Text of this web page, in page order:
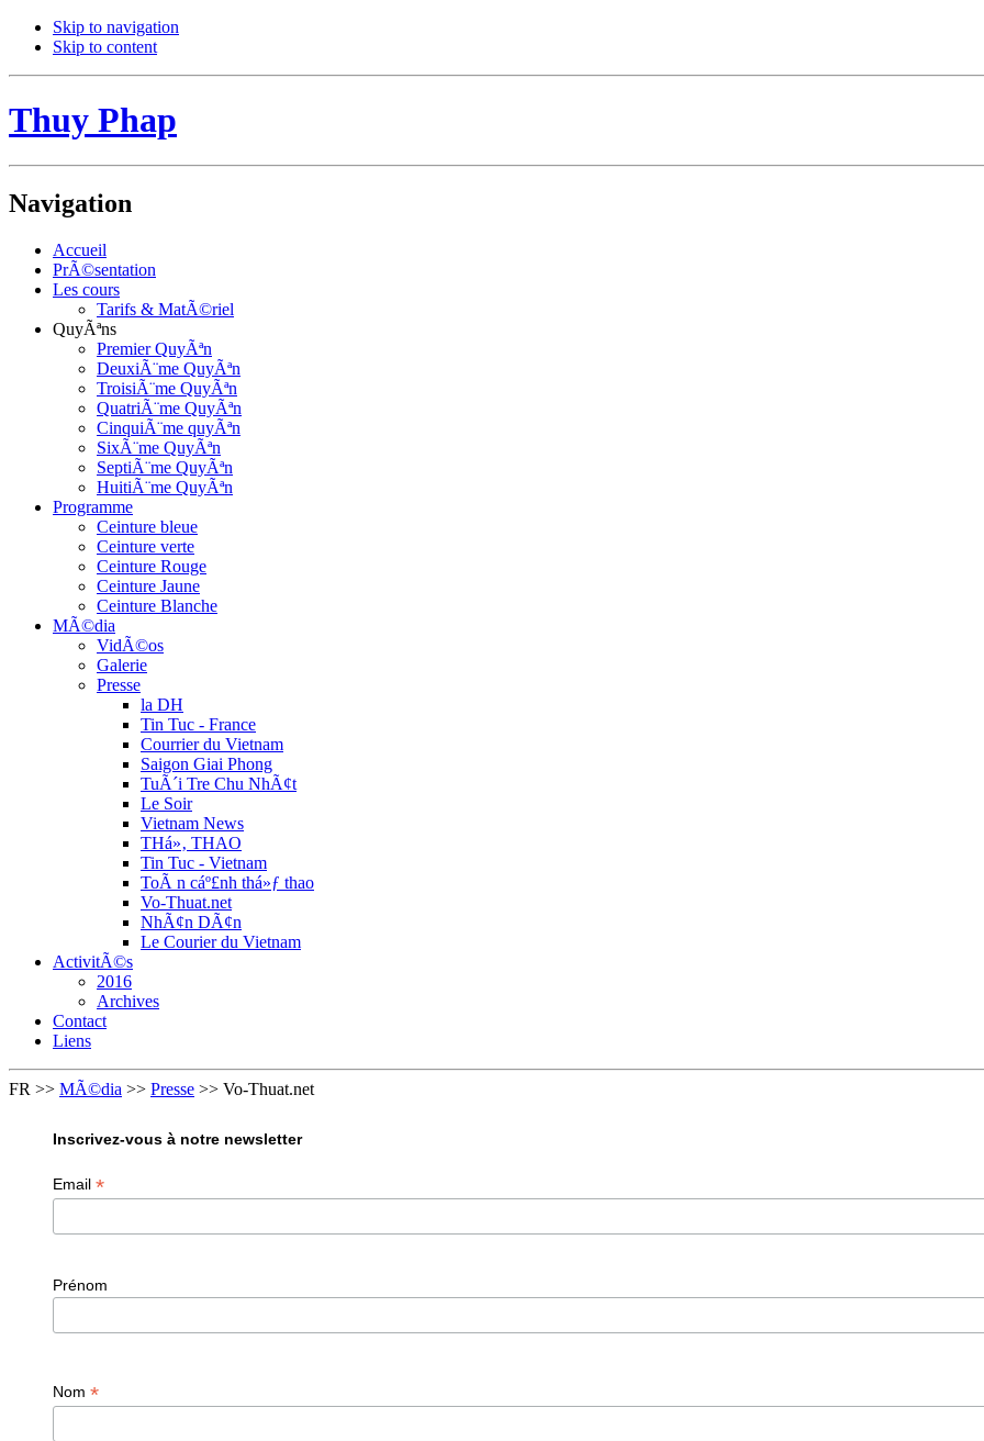
Skip to navigation
Skip to content
Thuy Phap
Navigation
Accueil
PrÃ©sentation
Les cours
Tarifs & MatÃ©riel
QuyÃªns
Premier QuyÃªn
DeuxiÃ¨me QuyÃªn
TroisiÃ¨me QuyÃªn
QuatriÃ¨me QuyÃªn
CinquiÃ¨me quyÃªn
SixÃ¨me QuyÃªn
SeptiÃ¨me QuyÃªn
HuitiÃ¨me QuyÃªn
Programme
Ceinture bleue
Ceinture verte
Ceinture Rouge
Ceinture Jaune
Ceinture Blanche
MÃ©dia
VidÃ©os
Galerie
Presse
la DH
Tin Tuc - France
Courrier du Vietnam
Saigon Giai Phong
TuÃ´i Tre Chu NhÃ¢t
Le Soir
Vietnam News
THá»‚ THAO
Tin Tuc - Vietnam
ToÃ n cáº£nh thá»ƒ thao
Vo-Thuat.net
NhÃ¢n DÃ¢n
Le Courier du Vietnam
ActivitÃ©s
2016
Archives
Contact
Liens
FR >> MÃ©dia >> Presse >> Vo-Thuat.net
Inscrivez-vous à notre newsletter
Email *
Prénom
Nom *